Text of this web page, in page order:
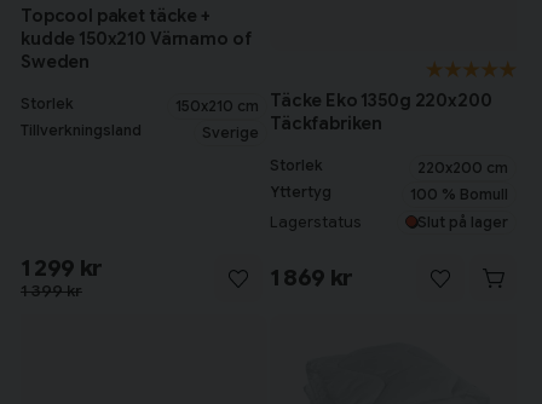
Topcool paket täcke +
kudde 150x210 Värnamo of
Sweden
Storlek
150x210 cm
Tillverkningsland
Sverige
1 399 kr
1 299 kr
Täcke Eko 1350g 220x200
Täckfabriken
Storlek
220x200 cm
Yttertyg
100 % Bomull
Lagerstatus Slut på lager
1 869 kr